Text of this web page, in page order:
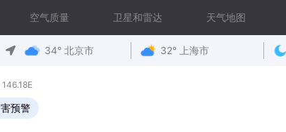
空气质量 卫星和雷达 天气地图
34° 北京市 32° 上海市
预警